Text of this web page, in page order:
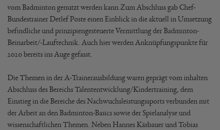
vom Badminton genutzt werden kann.Zum Abschluss gab Chef-
Bundestrainer Detlef Poste einen Einblick in die aktuell in Umsetzung
befindliche und prinzipiengesteuerte Vermittlung der Badminton-
Beinarbeit/-Lauftechnik. Auch hier werden Anknüpfungspunkte für
2020 bereits ins Auge gefasst.
Die Themen in der A-Trainerausbildung waren geprägt vom inhalten
Abschluss des Bereichs Talententwicklung/Kindertraining, dem
Einstieg in die Bereiche des Nachwuchsleistungssports verbunden mit
der Arbeit an den Badminton-Basics sowie der Spielanalyse und
wissenschaftlichen Themen. Neben Hannes Käsbauer und Tobias